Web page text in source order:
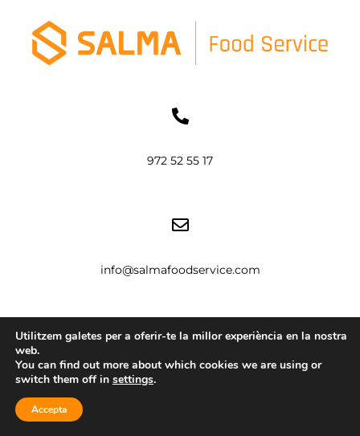
972 52 55 17
info@salmafoodservice.com
C/Creu de la Borda, 6
Utilitzem galetes per a oferir-te la millor experiència en la nostra
web.
You can find out more about which cookies we are using or
switch them off in settings.
Accepta